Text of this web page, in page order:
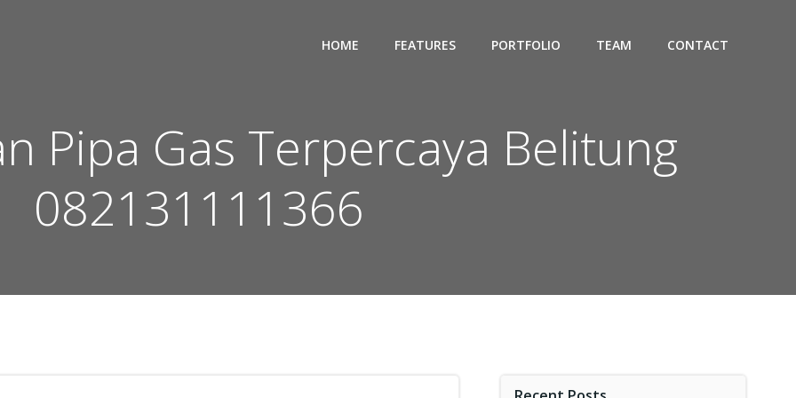
HOME FEATURES PORTFOLIO TEAM CONTACT
Pipa Gas Terpercaya Belitung
082131111366